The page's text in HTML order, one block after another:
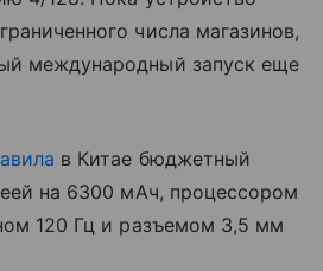
числа магазинов,
международный запуск еще
в Китае бюджетный
на 6300 мАч, процессором
120 Гц и разъемом 3,5 мм